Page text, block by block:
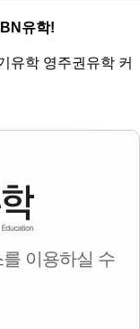
유학!
유학 영주권유학 커
이용하실 수